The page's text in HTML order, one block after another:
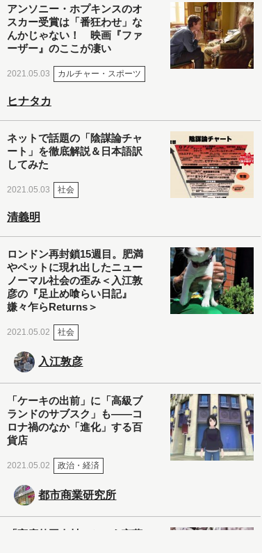
アンソニー・ホプキンスのオ
スカー受賞は「番狂わせ」な
んかじゃない！ 映画『ファ
ーザー』のここが凄い
2021.05.03 カルチャー・スポーツ
ヒナタカ
ネットで話題の「陰謀論チャ
ート」を徹底解説＆日本語訳
してみた
2021.05.03 社会
清義明
ロンドン再封鎖15週目。肥満
やペットに現れ出したニュー
ノーマル社会の歪み＜入江敦
彦の『足止め喰らい日記』
嫌々乍らReturns＞
2021.05.02 社会
入江敦彦
「ケーキの出前」に「高級ブ
ランドのサブスク」も――コ
ロナ禍のなか「進化」する百
貨店
2021.05.02 政治・経済
都市商業研究所
「高度外国人材」という言葉